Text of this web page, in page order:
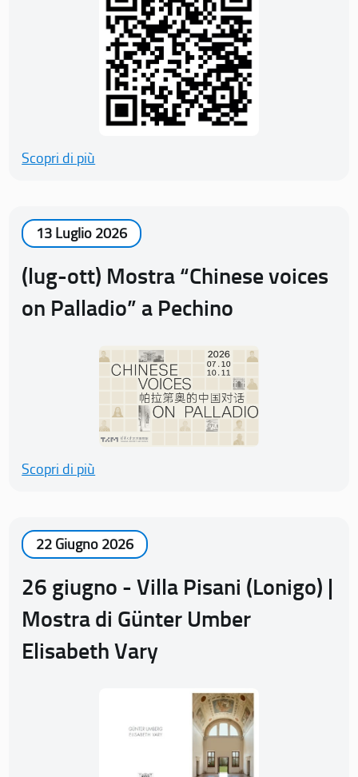
Scopri di più
13 Luglio 2026
(lug-ott) Mostra “Chinese voices
on Palladio” a Pechino
Scopri di più
22 Giugno 2026
26 giugno - Villa Pisani (Lonigo) |
Mostra di Günter Umber
Elisabeth Vary